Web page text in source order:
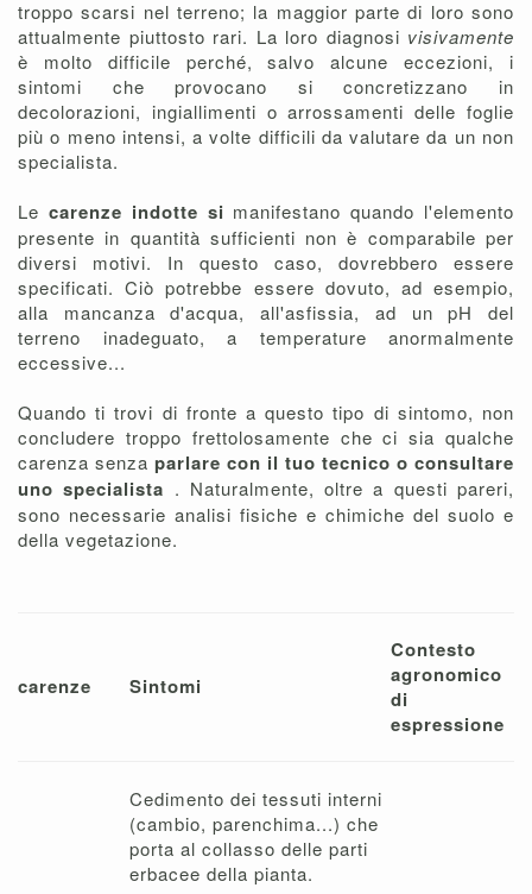
troppo scarsi nel terreno; la maggior parte di loro sono
attualmente piuttosto rari. La loro diagnosi visivamente
è molto difficile perché, salvo alcune eccezioni, i
sintomi che provocano si concretizzano in
decolorazioni, ingiallimenti o arrossamenti delle foglie
più o meno intensi, a volte difficili da valutare da un non
specialista.
Le carenze indotte si manifestano quando l'elemento
presente in quantità sufficienti non è comparabile per
diversi motivi. In questo caso, dovrebbero essere
specificati. Ciò potrebbe essere dovuto, ad esempio,
alla mancanza d'acqua, all'asfissia, ad un pH del
terreno inadeguato, a temperature anormalmente
eccessive...
Quando ti trovi di fronte a questo tipo di sintomo, non
concludere troppo frettolosamente che ci sia qualche
carenza senza parlare con il tuo tecnico o consultare
uno specialista . Naturalmente, oltre a questi pareri,
sono necessarie analisi fisiche e chimiche del suolo e
della vegetazione.
carenze Sintomi
Contesto
agronomico
di
espressione
Cedimento dei tessuti interni
(cambio, parenchima...) che
porta al collasso delle parti
erbacee della pianta.